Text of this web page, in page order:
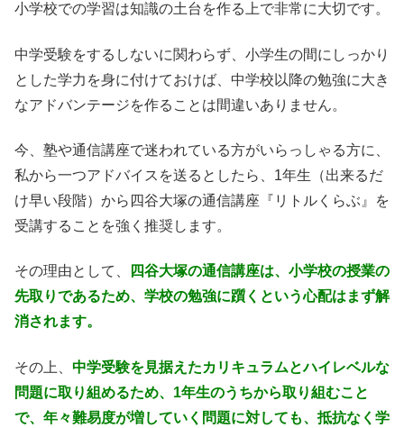
小学校での学習は知識の土台を作る上で非常に大切です。
中学受験をするしないに関わらず、小学生の間にしっかり
とした学力を身に付けておけば、中学校以降の勉強に大き
なアドバンテージを作ることは間違いありません。
今、塾や通信講座で迷われている方がいらっしゃる方に、
私から一つアドバイスを送るとしたら、1年生（出来るだ
け早い段階）から四谷大塚の通信講座『リトルくらぶ』を
受講することを強く推奨します。
その理由として、
四谷大塚の通信講座は、小学校の授業の
先取りであるため、学校の勉強に躓くという心配はまず解
消されます。
その上、 中学受験を見据えたカリキュラムとハイレベルな
問題に取り組めるため、1年生のうちから取り組むこと
で、年々難易度が増していく問題に対しても、抵抗なく学